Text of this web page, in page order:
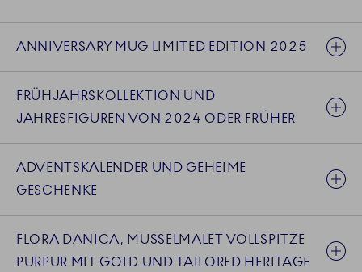
ANNIVERSARY MUG LIMITED EDITION 2025
FRÜHJAHRSKOLLEKTION UND
JAHRESFIGUREN VON 2024 ODER FRÜHER
ADVENTSKALENDER UND GEHEIME
GESCHENKE
FLORA DANICA, MUSSELMALET VOLLSPITZE
PURPUR MIT GOLD UND TAILORED HERITAGE